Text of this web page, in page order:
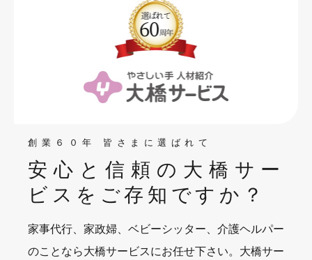
創業６０年 皆さまに選ばれて
安心と信頼の大橋サー
ビスを ご存知ですか？
家事代行、家政婦、ベビーシッター、介護ヘルパー
のことなら大橋サービスにお任せ下さい。大橋サー